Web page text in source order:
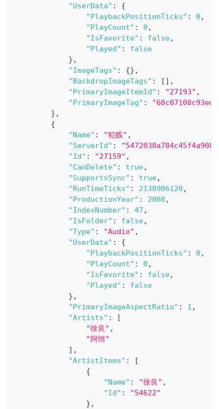
"UserData" :
{
"PlaybackPositionTicks" : 0 ,
"PlayCount" : 0 ,
"IsFavorite" : false,
"Played" :
false
} ,
"ImageTags" : {} ,
"BackdropImageTags" : [ ] ,
"PrimaryImageItemId" : "27193" ,
"PrimaryImageTag" :
} ,
{
"Name" : "犯贱" ,
"ServerId" :
"Id" : "27159" ,
"CanDelete" : true,
"SupportsSync" : true,
"RunTimeTicks" : 2138906120 ,
"ProductionYear" : 2008 ,
"IndexNumber" : 47 ,
"IsFolder" : false,
"Type" : "Audio" ,
"UserData" :
{
"PlaybackPositionTicks" : 0 ,
"PlayCount" : 0 ,
"IsFavorite" : false,
"Played" :
false
} ,
"PrimaryImageAspectRatio" : 1 ,
"Artists" :
[
"徐良" ,
"阿悄"
] ,
"ArtistItems" :
[
{
"Name" : "徐良" ,
"Id" :
"54622"
} ,